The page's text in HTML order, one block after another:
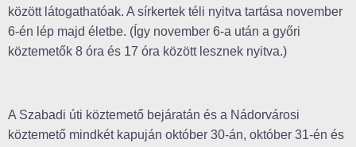
között látogathatóak. A sírkertek téli nyitva tartása november
6-én lép majd életbe. (Így november 6-a után a győri
köztemetők 8 óra és 17 óra között lesznek nyitva.)
A Szabadi úti köztemető bejáratán és a Nádorvárosi
köztemető mindkét kapuján október 30-án, október 31-én és